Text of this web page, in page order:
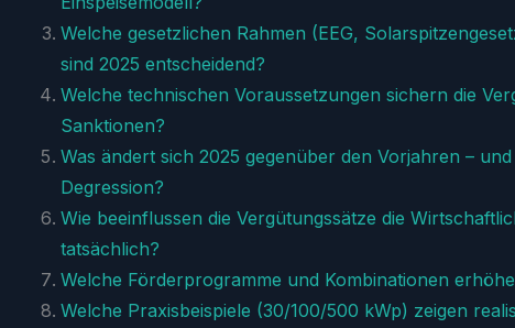
Welche gesetzlichen Rahmen (EEG,
sind 2025 entscheidend?
Welche technischen Voraussetzungen sichern die
Sanktionen?
Was ändert sich 2025 gegenüber den Vorjahren –
Degression?
Wie beeinflussen die Vergütungssätze die
tatsächlich?
Welche Förderprogramme und Kombinationen
Welche Praxisbeispiele (30/100/500 kWp) zeigen